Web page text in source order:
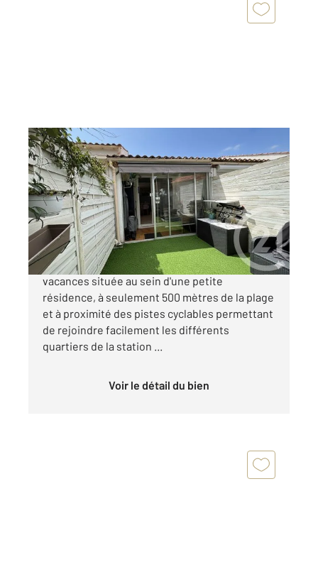
LA TRANCHE SUR MER 85
18,74 m2, 2 pièces
Ref : 2103
Maison à vendre
123 400 €
À vendre à La Tranche sur Mer, maison de
vacances située au sein d'une petite
résidence, à seulement 500 mètres de la plage
et à proximité des pistes cyclables permettant
de rejoindre facilement les différents
quartiers de la station ...
Voir le détail du bien